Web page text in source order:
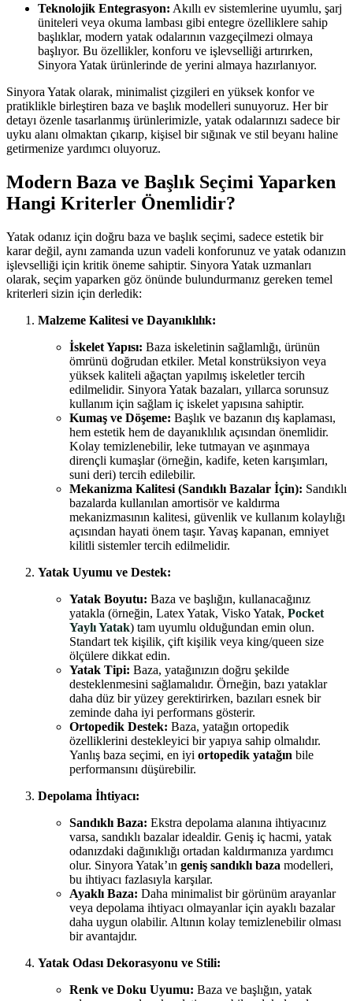
Teknolojik Entegrasyon: Akıllı ev sistemlerine uyumlu, şarj
üniteleri veya okuma lambası gibi entegre özelliklere sahip
başlıklar, modern yatak odalarının vazgeçilmezi olmaya
başlıyor. Bu özellikler, konforu ve işlevselliği artırırken,
Sinyora Yatak ürünlerinde de yerini almaya hazırlanıyor.
Sinyora Yatak olarak, minimalist çizgileri en yüksek konfor ve
pratiklikle birleştiren baza ve başlık modelleri sunuyoruz. Her bir
detayı özenle tasarlanmış ürünlerimizle, yatak odalarınızı sadece bir
uyku alanı olmaktan çıkarıp, kişisel bir sığınak ve stil beyanı haline
getirmenize yardımcı oluyoruz.
Modern Baza ve Başlık Seçimi Yaparken
Hangi Kriterler Önemlidir?
Yatak odanız için doğru baza ve başlık seçimi, sadece estetik bir
karar değil, aynı zamanda uzun vadeli konforunuz ve yatak odanızın
işlevselliği için kritik öneme sahiptir. Sinyora Yatak uzmanları
olarak, seçim yaparken göz önünde bulundurmanız gereken temel
kriterleri sizin için derledik:
Malzeme Kalitesi ve Dayanıklılık:
İskelet Yapısı: Baza iskeletinin sağlamlığı, ürünün
ömrünü doğrudan etkiler. Metal konstrüksiyon veya
yüksek kaliteli ağaçtan yapılmış iskeletler tercih
edilmelidir. Sinyora Yatak bazaları, yıllarca sorunsuz
kullanım için sağlam iç iskelet yapısına sahiptir.
Kumaş ve Döşeme: Başlık ve bazanın dış kaplaması,
hem estetik hem de dayanıklılık açısından önemlidir.
Kolay temizlenebilir, leke tutmayan ve aşınmaya
dirençli kumaşlar (örneğin, kadife, keten karışımları,
suni deri) tercih edilebilir.
Mekanizma Kalitesi (Sandıklı Bazalar İçin): Sandıklı
bazalarda kullanılan amortisör ve kaldırma
mekanizmasının kalitesi, güvenlik ve kullanım kolaylığı
açısından hayati önem taşır. Yavaş kapanan, emniyet
kilitli sistemler tercih edilmelidir.
Yatak Uyumu ve Destek:
Yatak Boyutu: Baza ve başlığın, kullanacağınız
yatakla (örneğin, Latex Yatak, Visko Yatak, Pocket
Yaylı Yatak) tam uyumlu olduğundan emin olun.
Standart tek kişilik, çift kişilik veya king/queen size
ölçülere dikkat edin.
Yatak Tipi: Baza, yatağınızın doğru şekilde
desteklenmesini sağlamalıdır. Örneğin, bazı yataklar
daha düz bir yüzey gerektirirken, bazıları esnek bir
zeminde daha iyi performans gösterir.
Ortopedik Destek: Baza, yatağın ortopedik
özelliklerini destekleyici bir yapıya sahip olmalıdır.
Yanlış baza seçimi, en iyi ortopedik yatağın bile
performansını düşürebilir.
Depolama İhtiyacı:
Sandıklı Baza: Ekstra depolama alanına ihtiyacınız
varsa, sandıklı bazalar idealdir. Geniş iç hacmi, yatak
odanızdaki dağınıklığı ortadan kaldırmanıza yardımcı
olur. Sinyora Yatak’ın geniş sandıklı baza modelleri,
bu ihtiyacı fazlasıyla karşılar.
Ayaklı Baza: Daha minimalist bir görünüm arayanlar
veya depolama ihtiyacı olmayanlar için ayaklı bazalar
daha uygun olabilir. Altının kolay temizlenebilir olması
bir avantajdır.
Yatak Odası Dekorasyonu ve Stili:
Renk ve Doku Uyumu: Baza ve başlığın, yatak